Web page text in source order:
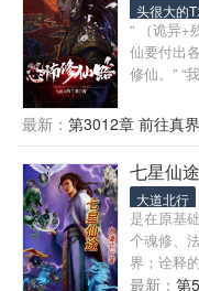
头很大的
“ （诡异+
仙要付出
修仙。” “
至。 无尽
佛、儒、
异世而来
望。 “他
诸子百家
一个无限
仙，还是
异。
最新： 第3012章 前往真
七星仙途
大道北行
是在原基
个魂修、
界；诠释
现的是追
最新： 第